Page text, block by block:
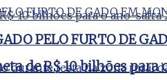
de R$ 10 bilhões para
PELO FURTO DE